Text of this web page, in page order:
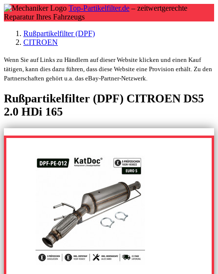
Top-Partikelfilter.de – zeitwertgerechte
Reparatur Ihres Fahrzeugs
Rußpartikelfilter (DPF)
CITROEN
Wenn Sie auf Links zu Händlern auf dieser Website klicken und einen Kauf
tätigen, kann dies dazu führen, dass diese Website eine Provision erhält. Zu den
Partnerschaften gehört u.a. das eBay-Partner-Netzwerk.
Rußpartikelfilter (DPF) CITROEN DS5
2.0 HDi 165